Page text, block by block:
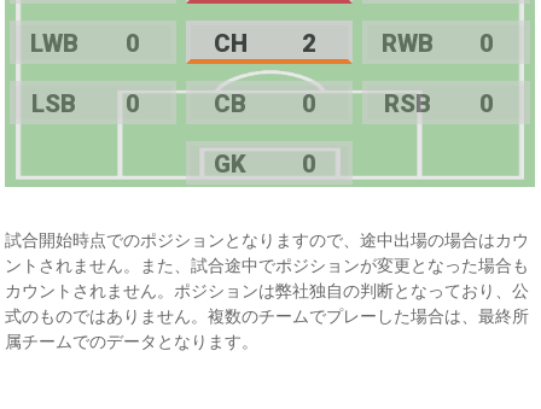
LWB 0 CH 2 RWB 0
LSB 0 CB 0 RSB 0
GK 0
試合開始時点でのポジションとなりますので、途中出場の場合はカウ
ントされません。また、試合途中でポジションが変更となった場合も
カウントされません。ポジションは弊社独自の判断となっており、公
式のものではありません。複数のチームでプレーした場合は、最終所
属チームでのデータとなります。